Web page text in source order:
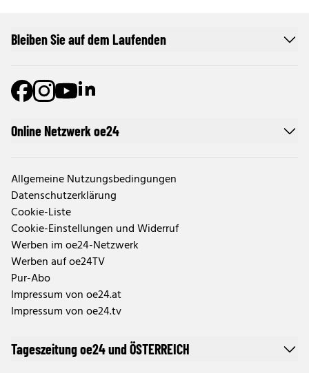
Online Netzwerk oe24
Allgemeine Nutzungsbedingungen
Datenschutzerklärung
Cookie-Liste
Cookie-Einstellungen und Widerruf
Werben im oe24-Netzwerk
Werben auf oe24TV
Pur-Abo
Impressum von oe24.at
Impressum von oe24.tv
Tageszeitung oe24 und ÖSTERREICH
Bleiben Sie auf dem Laufenden